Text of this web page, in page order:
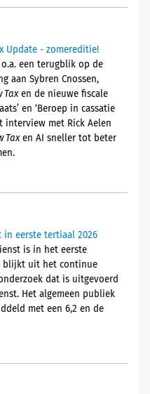
Update - zomereditie!
een terugblik op de
aan Sybren Cnossen,
Taxen de nieuwe fiscale
en ‘Beroep in cassatie
interview met Rick Aelen
Taxen AI sneller tot beter
in eerste tertiaal 2026
is in het eerste
blijkt uit het continue
dat is uitgevoerd
Het algemeen publiek
met een 6,2 en de